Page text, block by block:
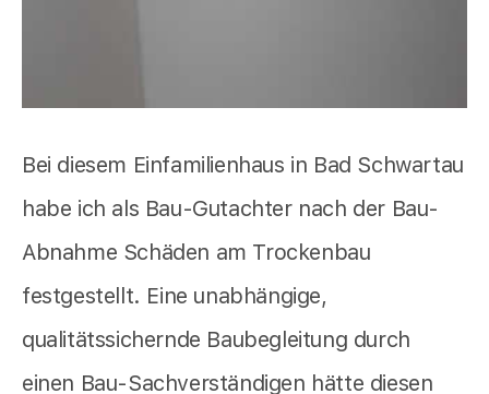
Bei diesem Einfamilienhaus in Bad Schwartau
habe ich als Bau-Gutachter nach der Bau-
Abnahme Schäden am Trockenbau
festgestellt. Eine unabhängige,
qualitätssichernde Baubegleitung durch
einen Bau-Sachverständigen hätte diesen